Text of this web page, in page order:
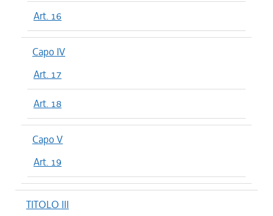
Art. 16
Capo IV
Art. 17
Art. 18
Capo V
Art. 19
TITOLO III